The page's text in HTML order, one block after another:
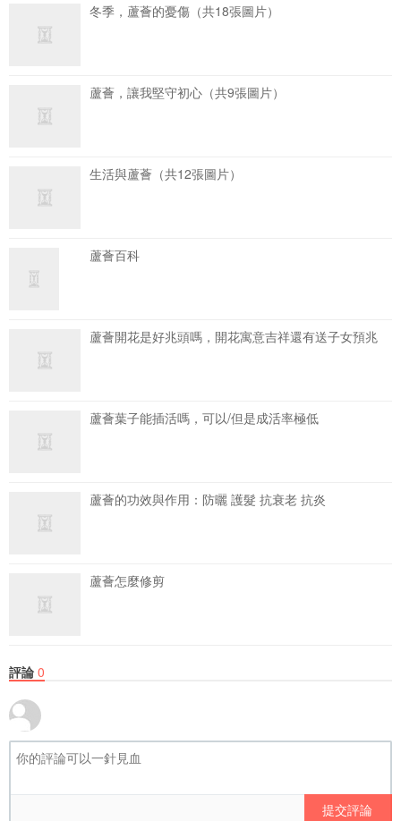
冬季，蘆薈的憂傷（共18張圖片）
蘆薈，讓我堅守初心（共9張圖片）
生活與蘆薈（共12張圖片）
蘆薈百科
蘆薈開花是好兆頭嗎，開花寓意吉祥還有送子女預兆
蘆薈葉子能插活嗎，可以/但是成活率極低
蘆薈的功效與作用：防曬 護髮 抗衰老 抗炎
蘆薈怎麼修剪
評論 0
提交評論